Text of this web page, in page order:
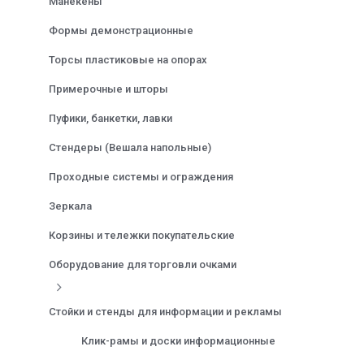
Формы демонстрационные
Торсы пластиковые на опорах
Примерочные и шторы
Пуфики, банкетки, лавки
Стендеры (Вешала напольные)
Проходные системы и ограждения
Зеркала
Корзины и тележки покупательские
Оборудование для торговли очками
Стойки и стенды для информации и рекламы
Клик-рамы и доски информационные